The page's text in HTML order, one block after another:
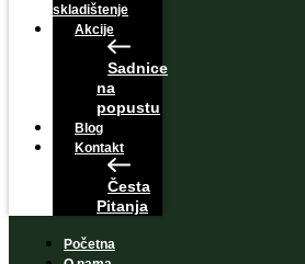
skladištenje
Akcije
Sadnice
na
popustu
Blog
Kontakt
Česta
Pitanja
Početna